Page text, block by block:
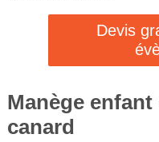
Devis
Manège
canard